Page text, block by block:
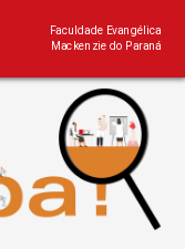
Faculdade Evangélica
Mackenzie do Paraná